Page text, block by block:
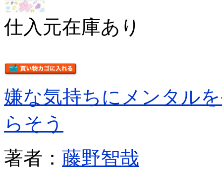
仕入元在庫あり
嫌な気持ちにメンタル
らそう
著者： 藤野智哉